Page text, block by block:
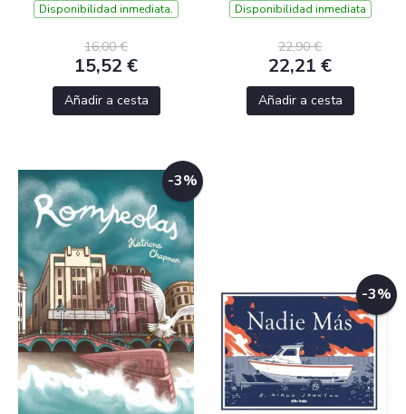
Disponibilidad inmediata.
16,00 €
15,52 €
Añadir a cesta
Disponibilidad inmediata
22,90 €
22,21 €
Añadir a cesta
-3%
-3%